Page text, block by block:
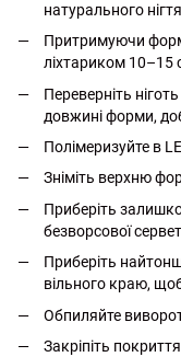
натурального
Притримуючи
ліхтариком 10–15
Переверніть
довжині форми,
Полімеризуйте в
Зніміть верхню
Приберіть
безворсової
Приберіть
вільного краю,
Обпиляйте
Закріпіть